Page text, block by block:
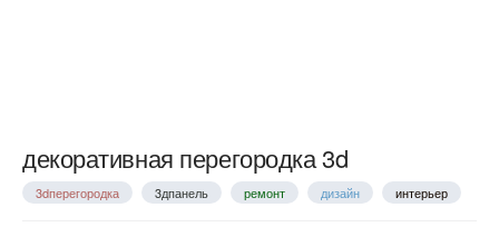
декоративная перегородка 3d
3dперегородка 3дпанель ремонт дизайн интерьер